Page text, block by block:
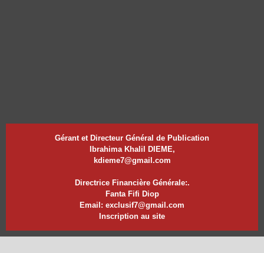
Gérant et Directeur Général de Publication
Ibrahima Khalil DIEME,
kdieme7@gmail.com
Directrice Financière Générale:.
Fanta Fifi Diop
Email: exclusif7@gmail.com
Inscription au site